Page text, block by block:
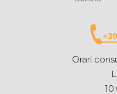
Orari